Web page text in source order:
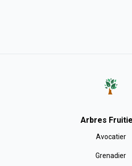
Arbres
Avocatier
Grenadier